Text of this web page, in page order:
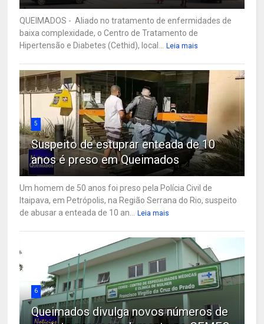
QUEIMADOS - Aliado no tratamento de enfermidades de
baixa complexidade, o Centro de Tratamento de
Hipertensão e Diabetes (Cethid), local...
Leia mais
5
Suspeito de estuprar enteada de 10
anos é preso em Queimados
Um homem de 50 anos foi preso pela Polícia Civil de
Itaipava, em Petrópolis, na Região Serrana do Rio, suspeito
de abusar a enteada de 10 an...
Leia mais
6
Queimados divulga novos números de